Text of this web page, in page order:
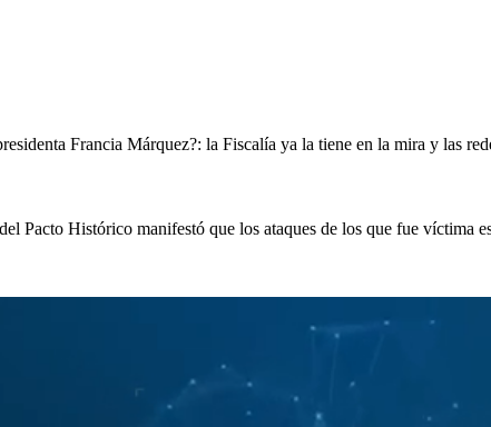
Francia Márquez?: la Fiscalía ya la tiene en la mira y las
Pacto Histórico manifestó que los ataques de los que fue víctima